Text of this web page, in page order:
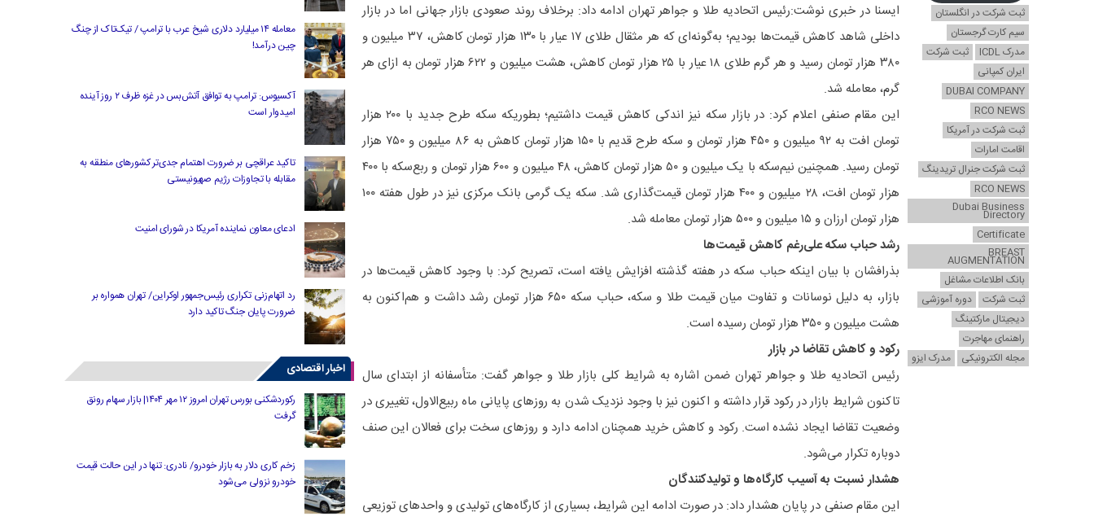
ایسنا در خبری نوشت:رئیس اتحادیه طلا و جواهر تهران ادامه داد: برخلاف روند صعودی بازار جهانی اما در بازار
داخلی شاهد کاهش قیمت‌ها بودیم؛ به‌گونه‌ای که هر مثقال طلای ۱۷ عیار با ۱۳۰ هزار تومان کاهش، ۳۷ میلیون و
۳۸۰ هزار تومان رسید و هر گرم طلای ۱۸ عیار با ۲۵ هزار تومان کاهش، هشت میلیون و ۶۲۲ هزار تومان به ازای هر
گرم، معامله شد.
این مقام صنفی اعلام کرد: در بازار سکه نیز اندکی کاهش قیمت داشتیم؛ بطوریکه سکه طرح جدید با ۲۰۰ هزار
تومان افت به ۹۲ میلیون و ۴۵۰ هزار تومان و سکه طرح قدیم با ۱۵۰ هزار تومان کاهش به ۸۶ میلیون و ۷۵۰ هزار
تومان رسید. همچنین نیم‌سکه با یک میلیون و ۵۰ هزار تومان کاهش، ۴۸ میلیون و ۶۰۰ هزار تومان و ربع‌سکه با ۴۰۰
هزار تومان افت، ۲۸ میلیون و ۴۰۰ هزار تومان قیمت‌گذاری شد. سکه یک گرمی بانک مرکزی نیز در طول هفته ۱۰۰
هزار تومان ارزان و ۱۵ میلیون و ۵۰۰ هزار تومان معامله شد.
رشد حباب سکه علی‌رغم کاهش قیمت‌ها
بذرافشان با بیان اینکه حباب سکه در هفته گذشته افزایش یافته است، تصریح کرد: با وجود کاهش قیمت‌ها در
بازار، به دلیل نوسانات و تفاوت میان قیمت طلا و سکه، حباب سکه ۶۵۰ هزار تومان رشد داشت و هم‌اکنون به
هشت میلیون و ۳۵۰ هزار تومان رسیده است.
رکود و کاهش تقاضا در بازار
رئیس اتحادیه طلا و جواهر تهران ضمن اشاره به شرایط کلی بازار طلا و جواهر گفت: متأسفانه از ابتدای سال
تاکنون شرایط بازار در رکود قرار داشته و اکنون نیز با وجود نزدیک شدن به روزهای پایانی ماه ربیع‌الاول، تغییری در
وضعیت تقاضا ایجاد نشده است. رکود و کاهش خرید همچنان ادامه دارد و روزهای سخت برای فعالان این صنف
دوباره تکرار می‌شود.
هشدار نسبت به آسیب کارگاه‌ها و تولیدکنندگان
این مقام صنفی در پایان هشدار داد: در صورت ادامه این شرایط، بسیاری از کارگاه‌های تولیدی و واحدهای توزیعی
ثبت شرکت در انگلستان
سیم کارت گرجستان
مدرک ICDL
ثبت شرکت
ایران کمپانی
DUBAI COMPANY
RCO NEWS
ثبت شرکت در آمریکا
اقامت امارات
ثبت شرکت جنرال تریدینگ
RCO NEWS
Dubai Business
Directory
Certificate
BREAST
AUGMENTATION
بانک اطلاعات مشاغل
ثبت شرکت
دوره آموزشی
دیجیتال مارکتینگ
راهنمای مهاجرت
مجله الکترونیکی
مدرک ایزو
معامله ۱۴ میلیارد دلاری شیخ عرب با ترامپ / تیک‌تاک از چنگ
چین درآمد!
آکسیوس: ترامپ به توافق آتش‌بس در غزه ظرف ۲ روز آینده
امیدوار است
تاکید عراقچی بر ضرورت اهتمام جدی‌تر کشورهای منطقه به
مقابله با تجاوزات رژیم صهیونیستی
ادعای معاون نماینده آمریکا در شورای امنیت
رد اتهام‌زنی تکراری رئیس‌جمهور اوکراین/ تهران همواره بر
ضرورت پایان جنگ تاکید دارد
اخبار اقتصادی
رکوردشکنی بورس تهران امروز ۱۲ مهر ۱۴۰۴| بازار سهام رونق
گرفت
زخم کاری دلار به بازار خودرو/ نادری: تنها در این حالت قیمت
خودرو نزولی می‌شود